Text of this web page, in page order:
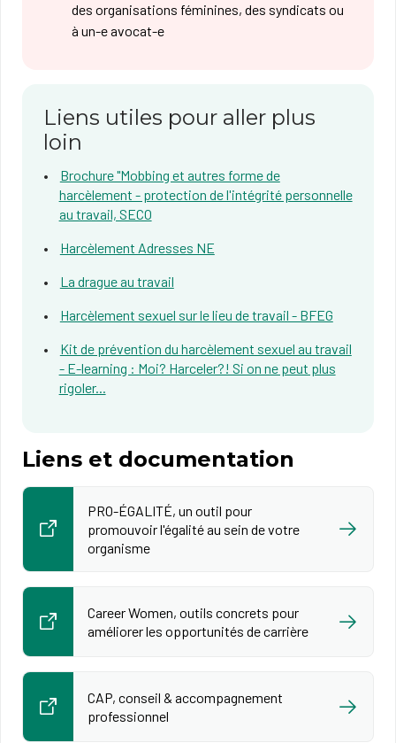
des organisations féminines, des syndicats ou
à un-e avocat-e
Liens utiles pour aller plus
loin
Brochure "Mobbing et autres forme de
harcèlement - protection de l'intégrité personnelle
au travail, SECO
Harcèlement Adresses NE
La drague au travail
Harcèlement sexuel sur le lieu de travail - BFEG
Kit de prévention du harcèlement sexuel au travail
- E-learning : Moi? Harceler?! Si on ne peut plus
rigoler...
Liens et documentation
PRO-ÉGALITÉ, un outil pour
promouvoir l'égalité au sein de votre
organisme
Career Women, outils concrets pour
améliorer les opportunités de carrière
CAP, conseil & accompagnement
professionnel